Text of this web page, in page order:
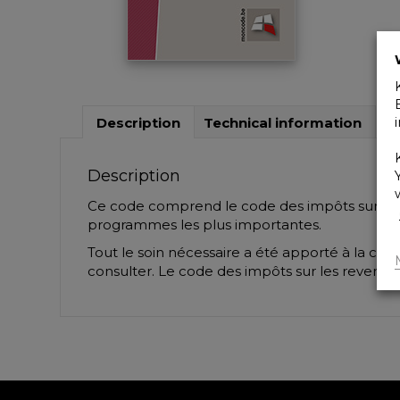
Description Technical information
Description
Ce code comprend le code des impôts sur les
programmes les plus importantes.
Tout le soin nécessaire a été apporté à la
consulter. Le code des impôts sur les